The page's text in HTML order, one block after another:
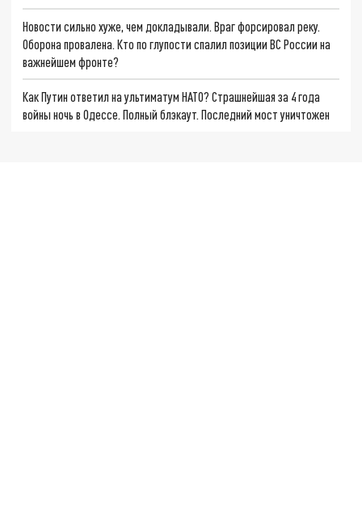
Новости сильно хуже, чем докладывали. Враг форсировал реку.
Оборона провалена. Кто по глупости спалил позиции ВС России на
важнейшем фронте?
Как Путин ответил на ультиматум НАТО? Страшнейшая за 4 года
войны ночь в Одессе. Полный блэкаут. Последний мост уничтожен